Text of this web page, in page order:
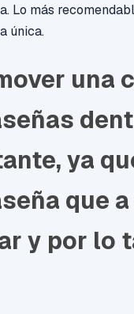
Lo más
única.
una
ya
que
y por lo